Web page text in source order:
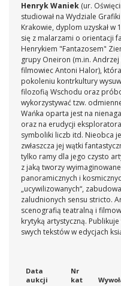
Henryk Waniek (ur.
studiował na Wydziale
Krakowie, dyplom uzyskał w
się z malarzami o orientacji
Henrykiem "Fantazosem"
grupy Oneiron (m.in.
filmowiec Antoni Halor),
pokoleniu kontrkultury
filozofią Wschodu oraz
wykorzystywać tzw.
Wańka oparta jest na
oraz na erudycji
symboliki liczb itd. Nieobca
zwłaszcza jej wątki
tylko ramy dla jego czysto
z jaką tworzy
panoramicznych i
„ucywilizowanych“,
zaludnionych sensu stricto.
scenografią teatralną i
krytyką artystyczną.
swych tekstów w edycjach
Data
aukcji
Nr
kat